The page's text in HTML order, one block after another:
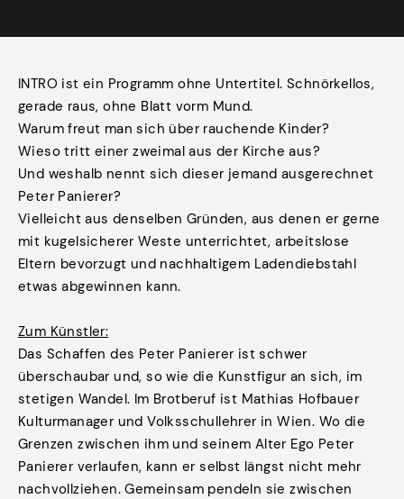
INTRO ist ein Programm ohne Untertitel. Schnörkellos,
gerade raus, ohne Blatt vorm Mund.
Warum freut man sich über rauchende Kinder?
Wieso tritt einer zweimal aus der Kirche aus?
Und weshalb nennt sich dieser jemand ausgerechnet
Peter Panierer?
Vielleicht aus denselben Gründen, aus denen er gerne
mit kugelsicherer Weste unterrichtet, arbeitslose
Eltern bevorzugt und nachhaltigem Ladendiebstahl
etwas abgewinnen kann.
Zum Künstler:
Das Schaffen des Peter Panierer ist schwer
überschaubar und, so wie die Kunstfigur an sich, im
stetigen Wandel. Im Brotberuf ist Mathias Hofbauer
Kulturmanager und Volksschullehrer in Wien. Wo die
Grenzen zwischen ihm und seinem Alter Ego Peter
Panierer verlaufen, kann er selbst längst nicht mehr
nachvollziehen. Gemeinsam pendeln sie zwischen